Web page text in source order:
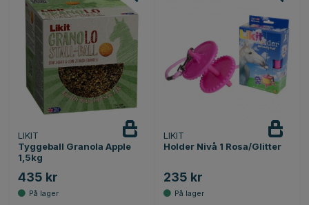
LIKIT
Tyggeball Granola Apple
1,5kg
435 kr
LIKIT
Holder Nivå 1 Rosa/Glitter
235 kr